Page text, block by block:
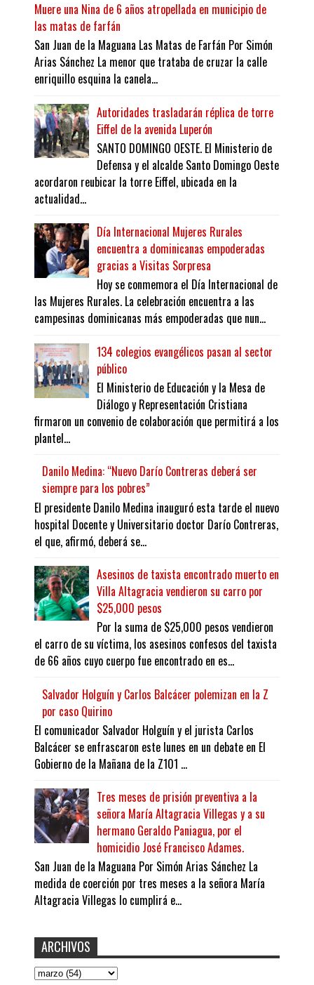
Muere una Nina de 6 años atropellada en municipio de
las matas de farfán
San Juan de la Maguana Las Matas de Farfán Por Simón
Arias Sánchez La menor que trataba de cruzar la calle
enriquillo esquina la canela...
Autoridades trasladarán réplica de torre
Eiffel de la avenida Luperón
SANTO DOMINGO OESTE. El Ministerio de
Defensa y el alcalde Santo Domingo Oeste
acordaron reubicar la torre Eiffel, ubicada en la
actualidad...
Día Internacional Mujeres Rurales
encuentra a dominicanas empoderadas
gracias a Visitas Sorpresa
Hoy se conmemora el Día Internacional de
las Mujeres Rurales. La celebración encuentra a las
campesinas dominicanas más empoderadas que nun...
134 colegios evangélicos pasan al sector
público
El Ministerio de Educación y la Mesa de
Diálogo y Representación Cristiana
firmaron un convenio de colaboración que permitirá a los
plantel...
Danilo Medina: “Nuevo Darío Contreras deberá ser
siempre para los pobres”
El presidente Danilo Medina inauguró esta tarde el nuevo
hospital Docente y Universitario doctor Darío Contreras,
el que, afirmó, deberá se...
Asesinos de taxista encontrado muerto en
Villa Altagracia vendieron su carro por
$25,000 pesos
Por la suma de $25,000 pesos vendieron
el carro de su víctima, los asesinos confesos del taxista
de 66 años cuyo cuerpo fue encontrado en es...
Salvador Holguín y Carlos Balcácer polemizan en la Z
por caso Quirino
El comunicador Salvador Holguín y el jurista Carlos
Balcácer se enfrascaron este lunes en un debate en El
Gobierno de la Mañana de la Z101 ...
Tres meses de prisión preventiva a la
señora María Altagracia Villegas y a su
hermano Geraldo Paniagua, por el
homicidio José Francisco Adames.
San Juan de la Maguana Por Simón Arias Sánchez La
medida de coerción por tres meses a la señora María
Altagracia Villegas lo cumplirá e...
ARCHIVOS